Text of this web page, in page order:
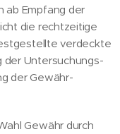
ab Empfang der
die rechtzeitige
verdeckte
der Untersuchungs-
der Gewähr-
Gewähr durch